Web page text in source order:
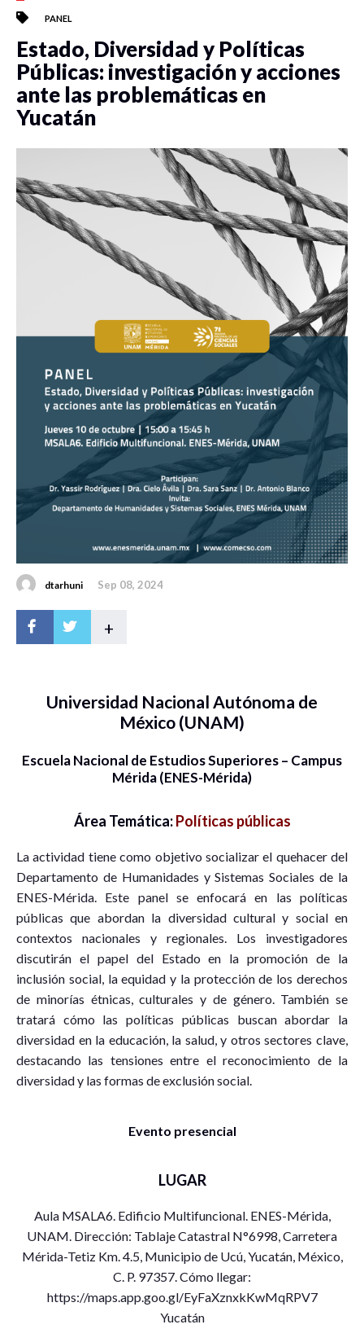
PANEL
Estado, Diversidad y Políticas
Públicas: investigación y acciones
ante las problemáticas en
Yucatán
dtarhuni Sep 08, 2024
+
Universidad Nacional Autónoma de
México (UNAM)
Escuela Nacional de Estudios Superiores – Campus
Mérida (ENES-Mérida)
Área Temática:Políticas públicas
La actividad tiene como objetivo socializar el quehacer del
Departamento de Humanidades y Sistemas Sociales de la
ENES-Mérida. Este panel se enfocará en las políticas
públicas que abordan la diversidad cultural y social en
contextos nacionales y regionales. Los investigadores
discutirán el papel del Estado en la promoción de la
inclusión social, la equidad y la protección de los derechos
de minorías étnicas, culturales y de género. También se
tratará cómo las políticas públicas buscan abordar la
diversidad en la educación, la salud, y otros sectores clave,
destacando las tensiones entre el reconocimiento de la
diversidad y las formas de exclusión social.
Evento presencial
LUGAR
Aula MSALA6. Edificio Multifuncional. ENES-Mérida,
UNAM. Dirección: Tablaje Catastral N°6998, Carretera
Mérida-Tetiz Km. 4.5, Municipio de Ucú, Yucatán, México,
C. P. 97357. Cómo llegar:
https://maps.app.goo.gl/EyFaXznxkKwMqRPV7
Yucatán